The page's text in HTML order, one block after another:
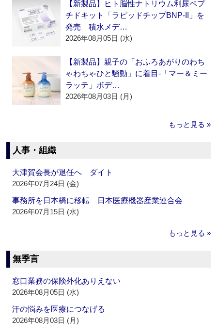
【新製品】ヒト脳性ナトリウム利尿ペプ
チドキット「ラピッドチップBNP-II」を
発売 積水メデ…
2026年08月05日 (水)
【新製品】親子の「おふろあがりのわち
ゃわちゃひと騒動」に着目‐「マー＆ミー
ラッテ」ボデ…
2026年08月03日 (月)
もっと見る »
人事・組織
大津賀会長が退任へ ダイト
2026年07月24日 (金)
事務所を日本橋に移転 日本医療機器産業連合会
2026年07月15日 (水)
もっと見る »
無季言
窓口業務の保険外化ありえない
2026年08月05日 (水)
汗の悩みを医療につなげる
2026年08月03日 (月)